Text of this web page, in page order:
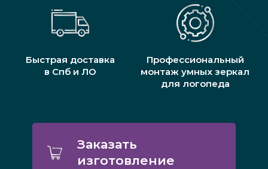
Быстрая доставка
в Спб и ЛО
Профессиональный
монтаж умных зеркал
для логопеда
Заказать
изготовление